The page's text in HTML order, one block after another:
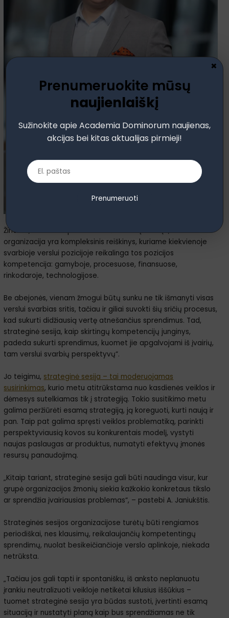
Žinoma, kartais to pakanka. Tačiau esu įsitikinęs, kad
organizacija yra kompleksinis reiškinys, kuriame kiekvienoje
svarbioje verslui pozicijoje reikalinga tos pozicijos
kompetencija: gamyboje, procesuose, finansuose,
rinkodaroje, technologijose.
Be abejonės, vienam žmogui būtų sunku ne tik išmanyti visas
verslui svarbias sritis, tačiau ir giliai suvokti šių sričių procesus,
kad sukurti didžiausią vertę atnešančius sprendimus. Tad,
strateginė sesija, kaip skirtingų kompetencijų junginys,
padeda sukurti sprendimus, kuomet jie apgalvojami iš įvairių,
tam verslui svarbių perspektyvų“.
Jo teigimu, strateginė sesija – tai moderuojamas
susirinkimas, kurio metu atitrūkstama nuo kasdienės veiklos ir
dėmesys sutelkiamas tik į strategiją. Tokio susitikimo metu
galima peržiūrėti esamą strategiją, ją koreguoti, kurti naują ir
pan. Taip pat galima spręsti veiklos problematiką, parinkti
perspektyviausią kovos su konkurentais modelį, vystyti
naujas paslaugas ar produktus, numatyti efektyvų įmonės
resursų panaudojimą.
„Kitaip tariant, strateginė sesija gali būti naudinga visur, kur
grupė organizacijos žmonių siekia kažkokio konkretaus tikslo
ar sprendžia įvairiausias problemas“, – pastebi A. Janiukštis.
Strateginės sesijos organizacijose turėtų būti rengiamos
periodiškai, nes klausimų, reikalaujančių kompetentingų
sprendimų, nuolat besikeičiančioje verslo aplinkoje, niekada
netrūksta.
„Tačiau jos gali tapti ir spontanišku, iš anksto neplanuotu
įrankiu neutralizuoti veikloje netikėtai kilusius iššūkius –
tuomet strateginė sesija yra būdas sustoti, įvertinti esamą
situaciją ir nustatyti planą kaip bus sprendžiamas ne tik
Prenumeruokite mūsų
naujienlaiškį
Sužinokite apie Academia Dominorum naujienas,
akcijas bei kitas aktualijas pirmieji!
Prenumeruoti
×